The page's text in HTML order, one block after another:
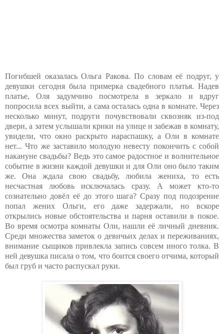
Погибшей оказалась Ольга Ракова. По словам её подруг, у
девушки сегодня была примерка свадебного платья. Надев
платье, Оля задумчиво посмотрела в зеркало и вдруг
попросила всех выйти, а сама осталась одна в комнате. Через
несколько минут, подруги почувствовали сквозняк из-под
двери, а затем услышали крики на улице и забежав в комнату,
увидели, что окно раскрыто нараспашку, а Оли в комнате
нет... Что же заставило молодую невесту покончить с собой
накануне свадьбы? Ведь это самое радостное и волнительное
событие в жизни каждой девушки и для Оли оно было таким
же. Она ждала свою свадьбу, любила жениха, то есть
несчастная любовь исключалась сразу. А может кто-то
сознательно довёл её до этого шага? Сразу под подозрение
попал жених Ольги, его даже задержали, но вскоре
открылись новые обстоятельства и парня оставили в покое.
Во время осмотра комнаты Оли, нашли её личный дневник.
Среди множества заметок о девичьих делах и переживаниях,
внимание сыщиков привлекла запись совсем иного толка. В
ней девушка писала о том, что боится своего отчима, который
был груб и часто распускал руки.